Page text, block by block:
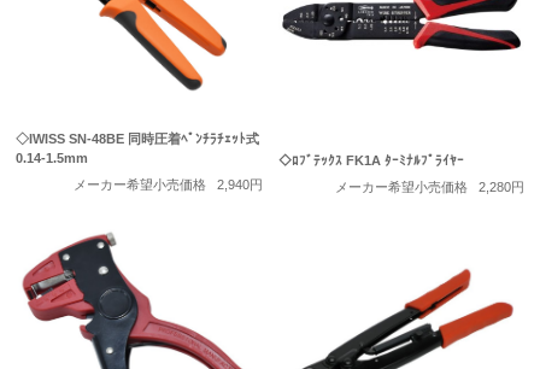
◇IWISS SN-48BE 同時圧着ﾍﾟﾝﾁﾗﾁｪｯﾄ式
0.14-1.5mm
メーカー希望小売価格
2,940円
◇ﾛﾌﾞﾃｯｸｽ FK1A ﾀｰﾐﾅﾙﾌﾟﾗｲﾔｰ
メーカー希望小売価格
2,280円